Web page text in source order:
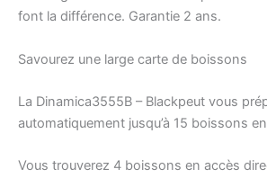
font la différence. Garantie 2 ans.
Savourez une large carte de boissons
La Dinamica3555B – Blackpeut vous
automatiquement jusqu’à 15 boissons
Vous trouverez 4 boissons en accès